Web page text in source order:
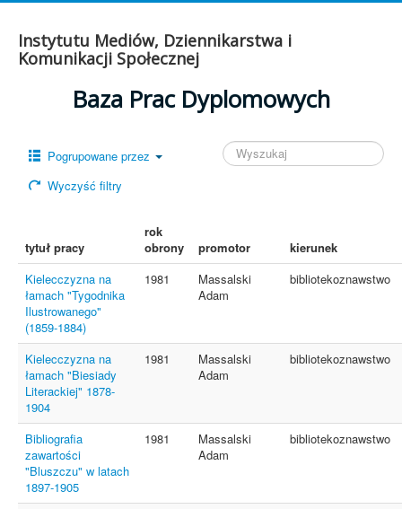
Instytutu Mediów, Dziennikarstwa i
Komunikacji Społecznej
Baza Prac Dyplomowych
Pogrupowane przez
Wyczyść filtry
tytuł pracy
rok
obrony
promotor kierunek
Kielecczyzna na
łamach "Tygodnika
Ilustrowanego"
(1859-1884)
1981
Massalski
Adam
bibliotekoznawstwo
Kielecczyzna na
łamach "Biesiady
Literackiej" 1878-
1904
1981
Massalski
Adam
bibliotekoznawstwo
Bibliografia
zawartości
"Bluszczu" w latach
1897-1905
1981
Massalski
Adam
bibliotekoznawstwo